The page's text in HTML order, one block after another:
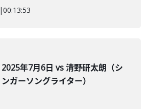
|00:13:53
2025年7月6日 vs 清野研太朗（シ
ンガーソングライター）